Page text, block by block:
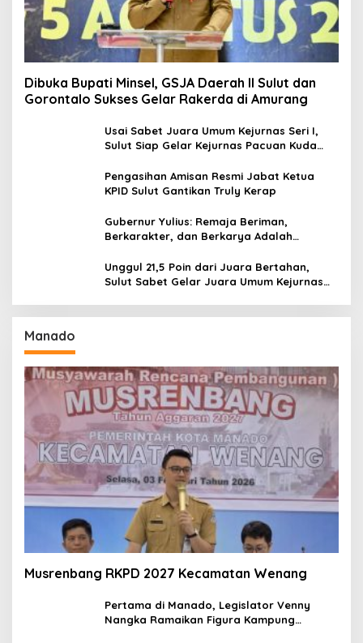
Dibuka Bupati Minsel, GSJA Daerah II Sulut dan
Gorontalo Sukses Gelar Rakerda di Amurang
Usai Sabet Juara Umum Kejurnas Seri I,
Sulut Siap Gelar Kejurnas Pacuan Kuda
Pengasihan Amisan Resmi Jabat Ketua
KPID Sulut Gantikan Truly Kerap
Gubernur Yulius: Remaja Beriman,
Berkarakter, dan Berkarya Adalah
Unggul 21,5 Poin dari Juara Bertahan,
Sulut Sabet Gelar Juara Umum Kejurnas
Manado
Musrenbang RKPD 2027 Kecamatan Wenang
Pertama di Manado, Legislator Venny
Nangka Ramaikan Figura Kampung